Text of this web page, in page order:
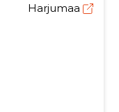
Harjumaa